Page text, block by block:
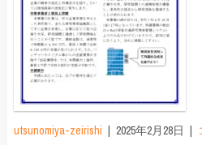
utsunomiya-zeirishi 2025年2月28日